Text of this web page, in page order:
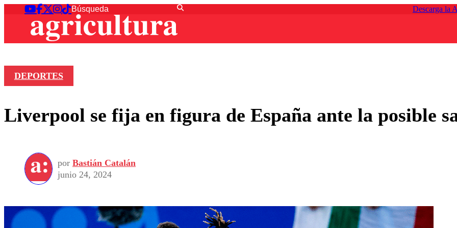
Descarga la
DEPORTES
Liverpool se fija en figura de España ante la posible
por Bastián Catalán
junio 24, 2024